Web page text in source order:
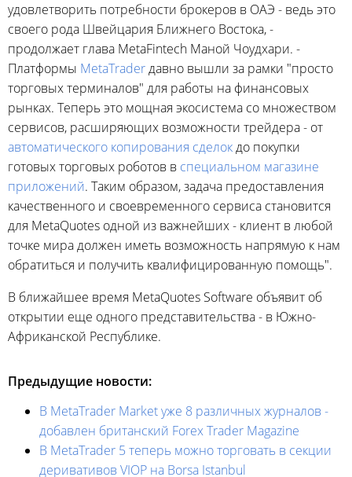
удовлетворить потребности брокеров в ОАЭ - ведь это
своего рода Швейцария Ближнего Востока, -
продолжает глава MetaFintech Маной Чоудхари. -
Платформы MetaTraderдавно вышли за рамки "просто
торговых терминалов" для работы на финансовых
рынках. Теперь это мощная экосистема со множеством
сервисов, расширяющих возможности трейдера - от
автоматического копирования сделокдо покупки
готовых торговых роботов в специальном магазине
приложений. Таким образом, задача предоставления
качественного и своевременного сервиса становится
для MetaQuotes одной из важнейших - клиент в любой
точке мира должен иметь возможность напрямую к нам
обратиться и получить квалифицированную помощь".
В ближайшее время MetaQuotes Software объявит об
открытии еще одного представительства - в Южно-
Африканской Республике.
Предыдущие новости:
В MetaTrader Market уже 8 различных журналов -
добавлен британский Forex Trader Magazine
В MetaTrader 5 теперь можно торговать в секции
деривативов VIOP на Borsa Istanbul